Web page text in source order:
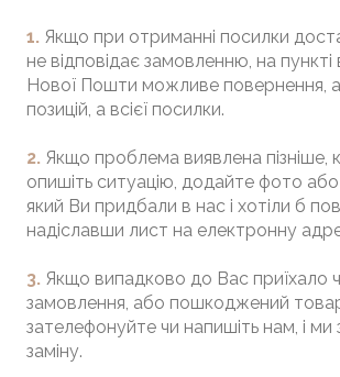
1. Якщо при отриманні посилки
не відповідає замовленню, на пункті
Нової Пошти можливе повернення,
позицій, а всієї посилки.
2. Якщо проблема виявлена ​​пізніше,
опишіть ситуацію, додайте фото
який Ви придбали в нас і хотіли б
надіславши лист на електронну
​3. Якщо випадково до Вас приїхало
замовлення, або пошкоджений
зателефонуйте чи напишіть нам, і
заміну.